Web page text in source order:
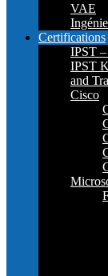
VAE
Certifications
IPST
IPST
and
Cisco